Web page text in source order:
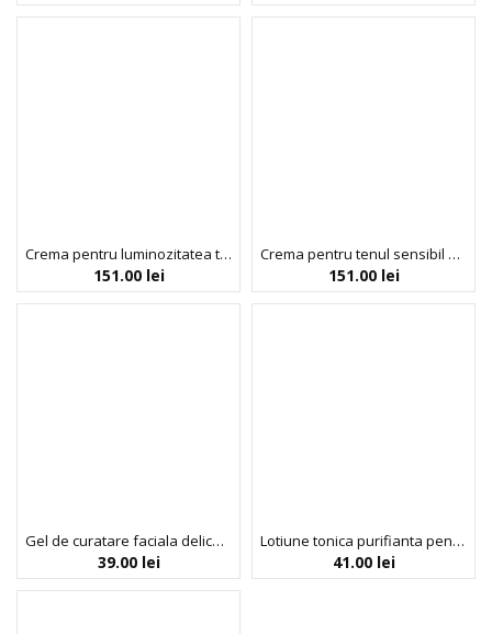
Crema pentru luminozitatea tenului Gluta Niacinamide Bright Up, Trimay, 50 g
151.00 lei
Crema pentru tenul sensibil Panthenol Madeca Enhance Barrier, Trimay, 50 ml
151.00 lei
Gel de curatare faciala delicat pentru adolescenti si tineri, BeYoutiful, 150 ml
39.00 lei
Lotiune tonica purifianta pentru adolescenti si tineri, BeYoutiful, 150 ml
41.00 lei